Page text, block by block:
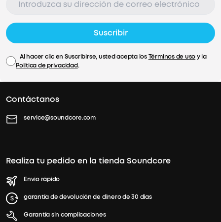
Suscribir
Al hacer clic en Suscribirse, usted acepta losTérminos de usoy la
Política de privacidad.
Contáctanos
service@soundcore.com
Realiza tu pedido en la tienda Soundcore
Envío rápido
garantía de devolución de dinero de 30 días
Garantía sin complicaciones